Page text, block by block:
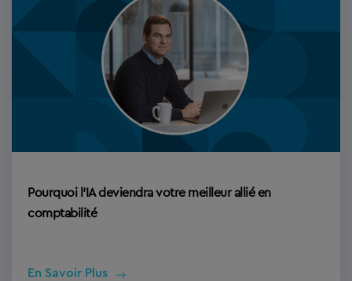
Pourquoi l’IA deviendra votre meilleur allié en
comptabilité
En Savoir Plus